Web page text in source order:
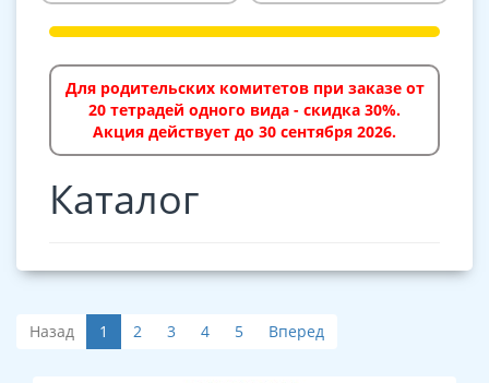
Для родительских комитетов при заказе от
20 тетрадей одного вида - скидка 30%.
Акция действует до 30 сентября 2026.
Каталог
Назад 1 2 3 4 5 Вперед